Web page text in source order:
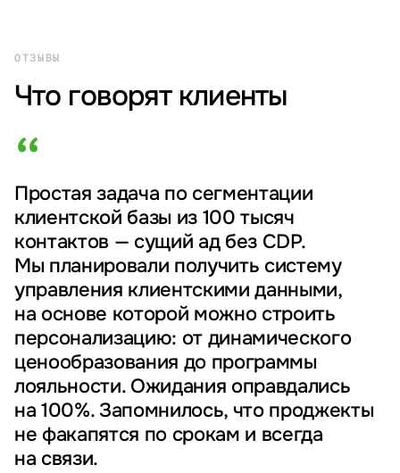
ОТЗЫВЫ
Что говорят клиенты
“
Простая задача по сегментации
клиентской базы из 100 тысяч
контактов — сущий ад без CDP.
Мы планировали получить систему
управления клиентскими данными,
на основе которой можно строить
персонализацию: от динамического
ценообразования до программы
лояльности. Ожидания оправдались
на 100%. Запомнилось, что проджекты
не факапятся по срокам и всегда
на связи.